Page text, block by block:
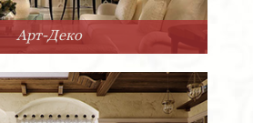
Арт-Деко